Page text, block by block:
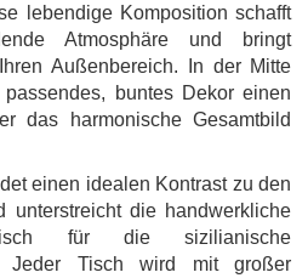
lebendige Komposition schafft
Atmosphäre und bringt
Außenbereich. In der Mitte
buntes Dekor einen
das harmonische Gesamtbild
einen idealen Kontrast zu den
unterstreicht die handwerkliche
für die sizilianische
Jeder Tisch wird mit großer